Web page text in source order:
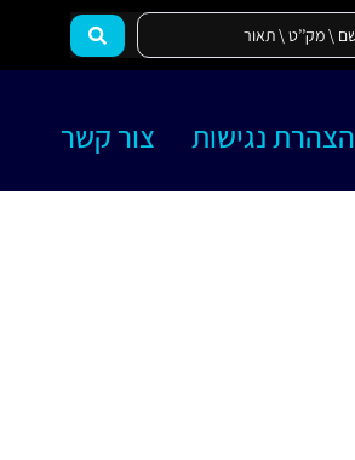
הצהרת נגישות צור קשר